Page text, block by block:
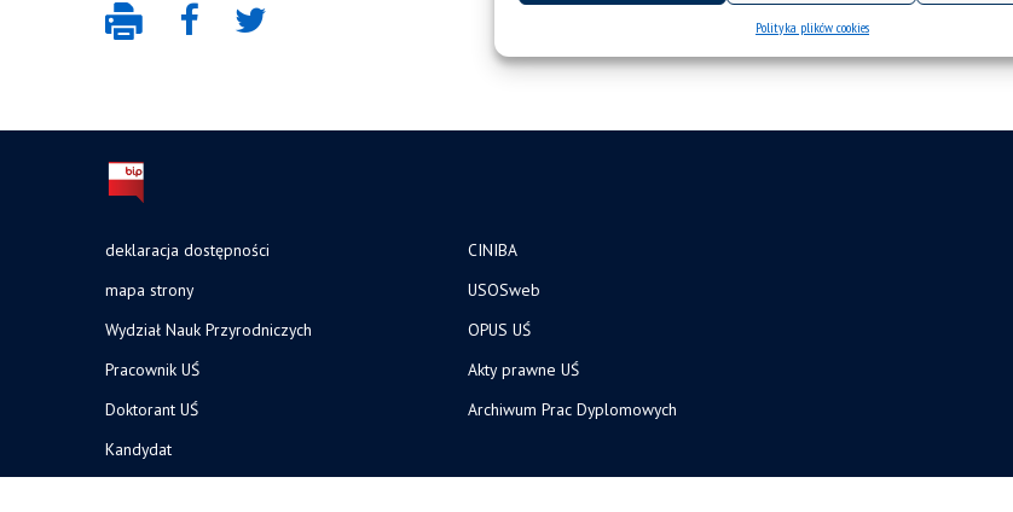
Polityka plików cookies
deklaracja dostępności
mapa strony
Wydział Nauk Przyrodniczych
Pracownik UŚ
Doktorant UŚ
Kandydat
CINIBA
USOSweb
OPUS UŚ
Akty prawne UŚ
Archiwum Prac Dyplomowych